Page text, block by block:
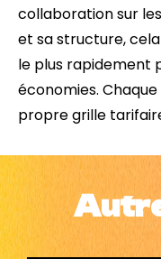
collaboration sur
et sa structure,
le plus rapidement
économies.
propre grille